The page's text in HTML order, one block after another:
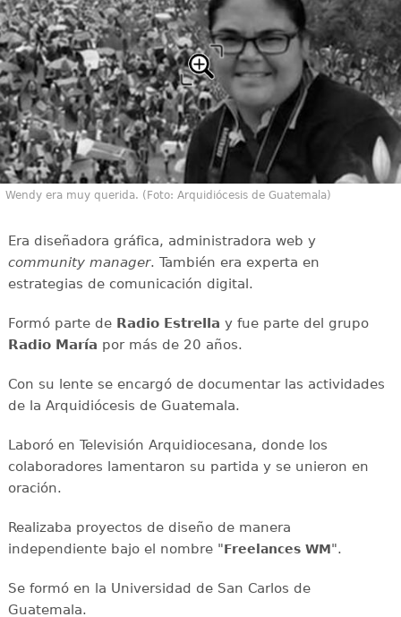
Wendy era muy querida. (Foto: Arquidiócesis de Guatemala)
Era diseñadora gráfica, administradora web y
community manager. También era experta en
estrategias de comunicación digital.
Formó parte de Radio Estrella y fue parte del grupo
Radio María por más de 20 años.
Con su lente se encargó de documentar las actividades
de la Arquidiócesis de Guatemala.
Laboró en Televisión Arquidiocesana, donde los
colaboradores lamentaron su partida y se unieron en
oración.
Realizaba proyectos de diseño de manera
independiente bajo el nombre "Freelances WM".
Se formó en la Universidad de San Carlos de
Guatemala.